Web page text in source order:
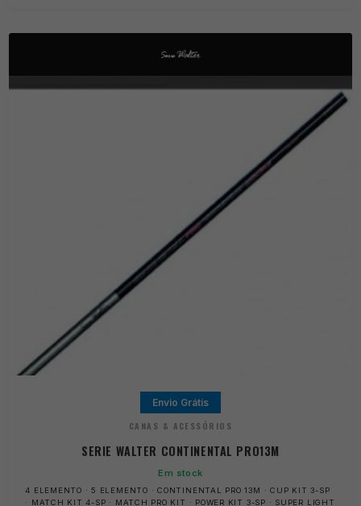
Envio Grátis
CANAS & ACESSÓRIOS
SERIE WALTER CONTINENTAL PRO13M
Em stock
4 ELEMENTO · 5 ELEMENTO · CONTINENTAL PRO 13M · CUP KIT 3-SP
· MATCH KIT 4-SP · MATCH PRO KIT · POWER KIT 3-SP · SUPER LIGHT